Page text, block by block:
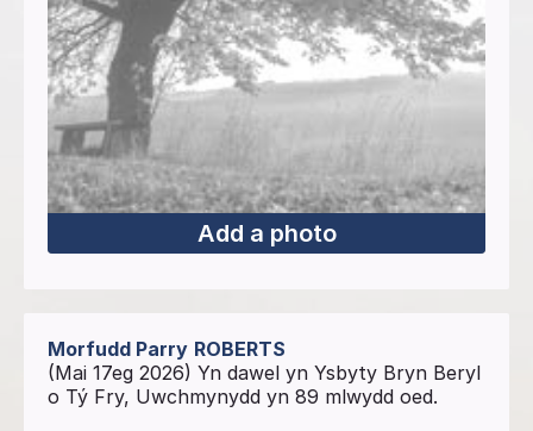
Add a photo
Morfudd Parry ROBERTS
(Mai 17eg 2026) Yn dawel yn Ysbyty Bryn Beryl
o Tý Fry, Uwchmynydd yn 89 mlwydd oed.